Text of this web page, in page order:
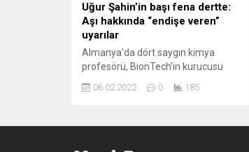
Uğur Şahin’in başı fena dertte:
Aşı hakkında “endişe veren”
uyarılar
Almanya’da dört saygın kimya
profesörü, BionTech’in kurucusu
Prof. Dr. Uğur Şahin’e bir soru listesi
gönderdi. Profesörler listede aşıyla
06.02.2022 0 185